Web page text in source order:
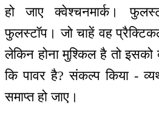
हो जाए क्वेश्चनमार्क।
फुलस्टॉप। जो चाहें वह
लेकिन होना मुश्किल है तो इसको
कि पावर है? संकल्प किया -
समाप्त हो जाए।